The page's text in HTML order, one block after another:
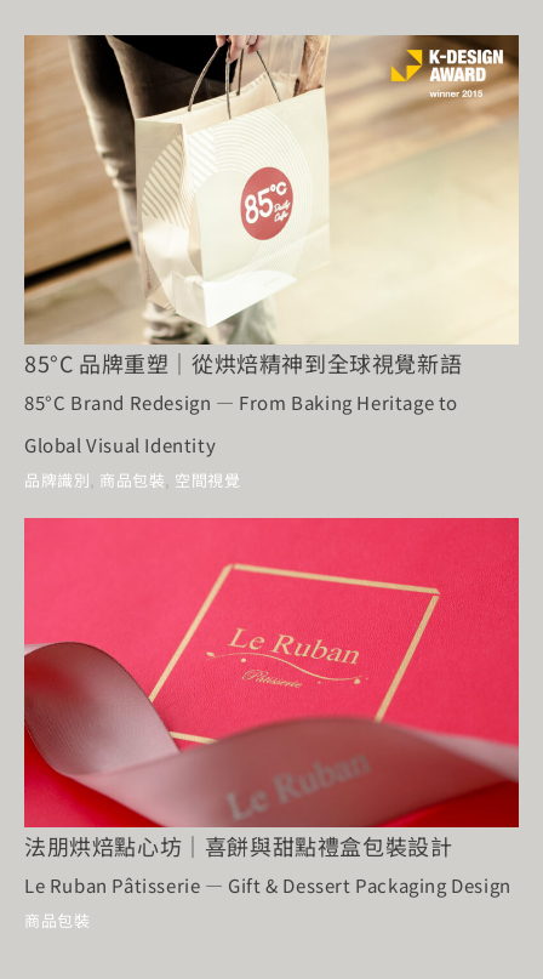
85°C 品牌重塑｜從烘焙精神到全球視覺新語
85°C Brand Redesign — From Baking Heritage to
Global Visual Identity
品牌識別 商品包裝 空間視覺
法朋烘焙點心坊｜喜餅與甜點禮盒包裝設計
Le Ruban Pâtisserie — Gift & Dessert Packaging Design
商品包裝